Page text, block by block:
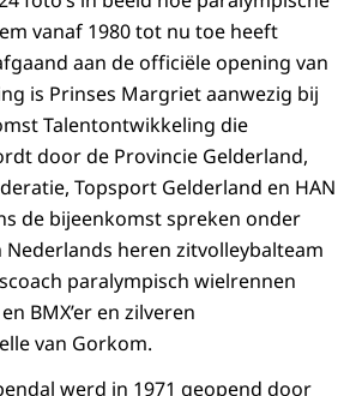
vanaf 1980 tot nu toe heeft
aan de officiële opening van
is Prinses Margriet aanwezig bij
Talentontwikkeling die
door de Provincie Gelderland,
Topsport Gelderland en HAN
de bijeenkomst spreken onder
heren zitvolleybalteam
paralympisch wielrennen
BMX’er en zilveren
van Gorkom.
werd in 1971 geopend door